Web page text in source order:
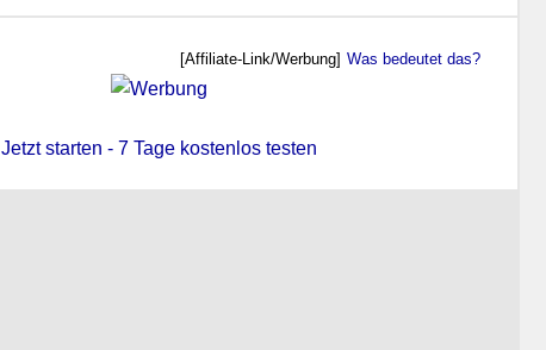
[Affiliate-Link/Werbung] Was bedeutet das?
Jetzt starten - 7 Tage kostenlos testen